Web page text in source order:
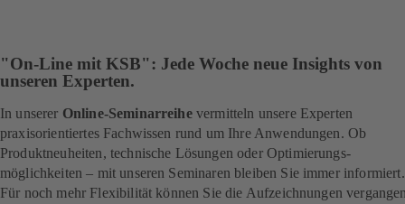
"On-Line mit KSB": Jede Woche neue Insights von
unseren Experten.
In unserer Online-Seminarreihevermitteln unsere Experten
praxisorientiertes Fachwissen rund um Ihre Anwendungen. Ob
Produktneuheiten, technische Lösungen oder Optimierungs­
möglichkeiten – mit unseren Seminaren bleiben Sie immer
Für noch mehr Flexibilität können Sie die Aufzeichnungen